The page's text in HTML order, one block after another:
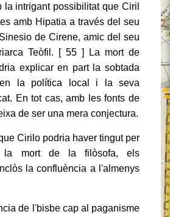
la intrigant possibilitat que Ciril
amb Hipatia a través del seu
de Cirene, amic del seu
Teòfil. [ 55 ] La mort de
explicar en part la sobtada
en la política local i la seva
En tot cas, amb les fonts de
de ser una mera conjectura.
Cirilo podria haver tingut per
la mort de la filòsofa, els
la confluència a l'almenys
de l'bisbe cap al paganisme